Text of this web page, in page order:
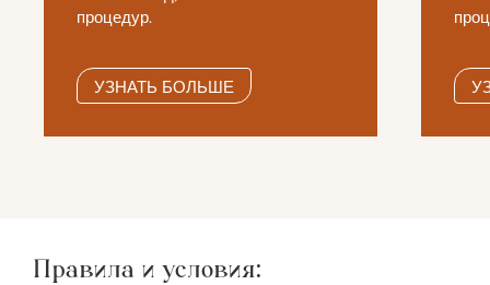
процедур.
УЗНАТЬ БОЛЬШЕ
Правила и условия: